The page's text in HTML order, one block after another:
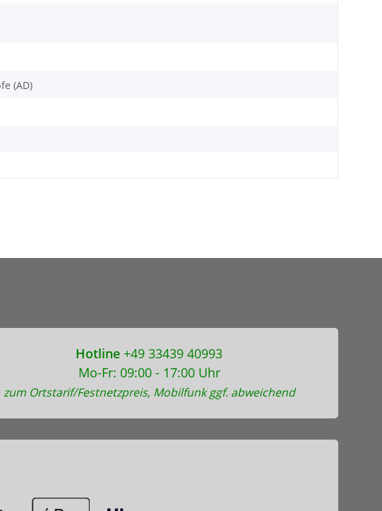
Hotline +49 33439 40993
Mo-Fr: 09:00 - 17:00 Uhr
zum Ortstarif/Festnetzpreis, Mobilfunk ggf. abweichend